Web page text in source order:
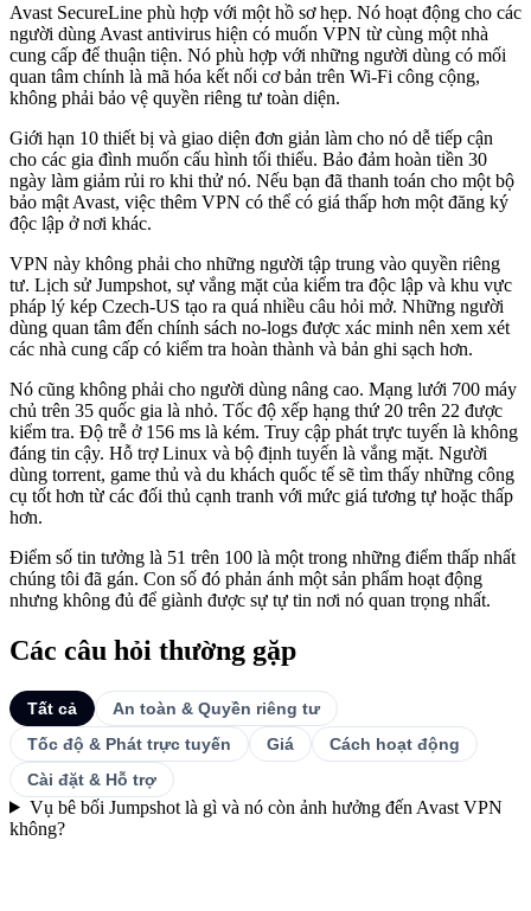
Avast SecureLine phù hợp với một hồ sơ hẹp. Nó hoạt động cho các
người dùng Avast antivirus hiện có muốn VPN từ cùng một nhà
cung cấp để thuận tiện. Nó phù hợp với những người dùng có mối
quan tâm chính là mã hóa kết nối cơ bản trên Wi-Fi công cộng,
không phải bảo vệ quyền riêng tư toàn diện.
Giới hạn 10 thiết bị và giao diện đơn giản làm cho nó dễ tiếp cận
cho các gia đình muốn cấu hình tối thiểu. Bảo đảm hoàn tiền 30
ngày làm giảm rủi ro khi thử nó. Nếu bạn đã thanh toán cho một bộ
bảo mật Avast, việc thêm VPN có thể có giá thấp hơn một đăng ký
độc lập ở nơi khác.
VPN này không phải cho những người tập trung vào quyền riêng
tư. Lịch sử Jumpshot, sự vắng mặt của kiểm tra độc lập và khu vực
pháp lý kép Czech-US tạo ra quá nhiều câu hỏi mở. Những người
dùng quan tâm đến chính sách no-logs được xác minh nên xem xét
các nhà cung cấp có kiểm tra hoàn thành và bản ghi sạch hơn.
Nó cũng không phải cho người dùng nâng cao. Mạng lưới 700 máy
chủ trên 35 quốc gia là nhỏ. Tốc độ xếp hạng thứ 20 trên 22 được
kiểm tra. Độ trễ ở 156 ms là kém. Truy cập phát trực tuyến là không
đáng tin cậy. Hỗ trợ Linux và bộ định tuyến là vắng mặt. Người
dùng torrent, game thủ và du khách quốc tế sẽ tìm thấy những công
cụ tốt hơn từ các đối thủ cạnh tranh với mức giá tương tự hoặc thấp
hơn.
Điểm số tin tưởng là 51 trên 100 là một trong những điểm thấp nhất
chúng tôi đã gán. Con số đó phản ánh một sản phẩm hoạt động
nhưng không đủ để giành được sự tự tin nơi nó quan trọng nhất.
Các câu hỏi thường gặp
Tất cả
An toàn & Quyền riêng tư
Tốc độ & Phát trực tuyến
Giá
Cách hoạt động
Cài đặt & Hỗ trợ
Vụ bê bối Jumpshot là gì và nó còn ảnh hưởng đến Avast VPN
không?